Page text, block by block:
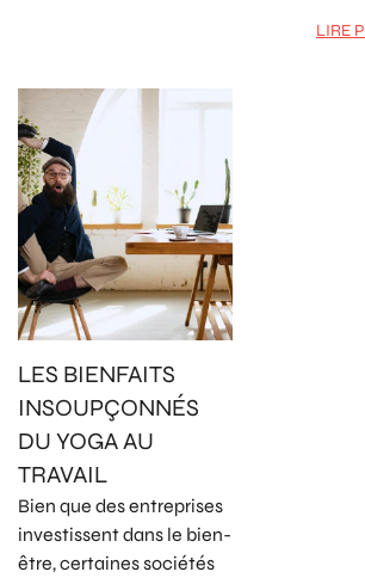
LIRE
LES BIENFAITS
INSOUPÇONNÉS
DU YOGA AU
TRAVAIL
Bien que des entreprises
investissent dans le bien-
être, certaines sociétés